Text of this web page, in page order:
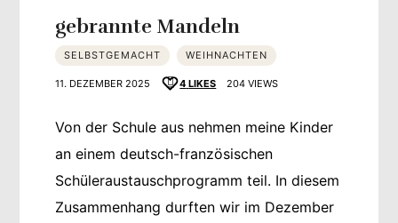
gebrannte Mandeln
SELBSTGEMACHT WEIHNACHTEN
11. DEZEMBER 2025 4 LIKES 204 VIEWS
Von der Schule aus nehmen meine Kinder
an einem deutsch-französischen
Schüleraustauschprogramm teil. In diesem
Zusammenhang durften wir im Dezember